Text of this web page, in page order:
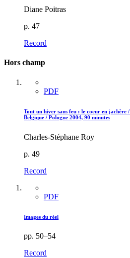
Diane Poitras
p. 47
Record
Hors champ
PDF
Tout un hiver sans feu : le coeur en jachère /
Belgique / Pologne 2004, 90 minutes
Charles-Stéphane Roy
p. 49
Record
PDF
Images du réel
pp. 50–54
Record